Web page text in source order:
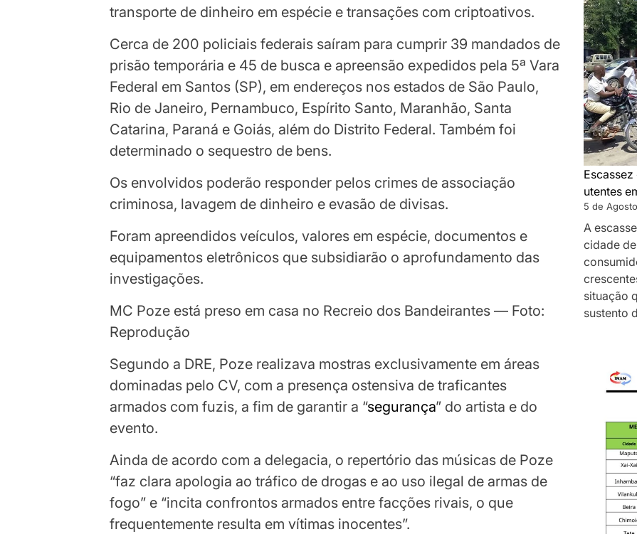
transporte de dinheiro em espécie e transações com criptoativos.
Cerca de 200 policiais federais saíram para cumprir 39 mandados de
prisão temporária e 45 de busca e apreensão expedidos pela 5ª Vara
Federal em Santos (SP), em endereços nos estados de São Paulo,
Rio de Janeiro, Pernambuco, Espírito Santo, Maranhão, Santa
Catarina, Paraná e Goiás, além do Distrito Federal. Também foi
determinado o sequestro de bens.
Os envolvidos poderão responder pelos crimes de associação
criminosa, lavagem de dinheiro e evasão de divisas.
Foram apreendidos veículos, valores em espécie, documentos e
equipamentos eletrônicos que subsidiarão o aprofundamento das
investigações.
MC Poze está preso em casa no Recreio dos Bandeirantes — Foto:
Reprodução
Segundo a DRE, Poze realizava mostras exclusivamente em áreas
dominadas pelo CV, com a presença ostensiva de traficantes
armados com fuzis, a fim de garantir a “segurança” do artista e do
evento.
Ainda de acordo com a delegacia, o repertório das músicas de Poze
“faz clara apologia ao tráfico de drogas e ao uso ilegal de armas de
fogo” e “incita confrontos armados entre facções rivais, o que
frequentemente resulta em vítimas inocentes”.
utentes
5 de
A
cidade
situação
sustento